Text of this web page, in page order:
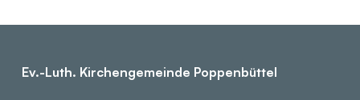
Ev.-Luth. Kirchengemeinde Poppenbüttel